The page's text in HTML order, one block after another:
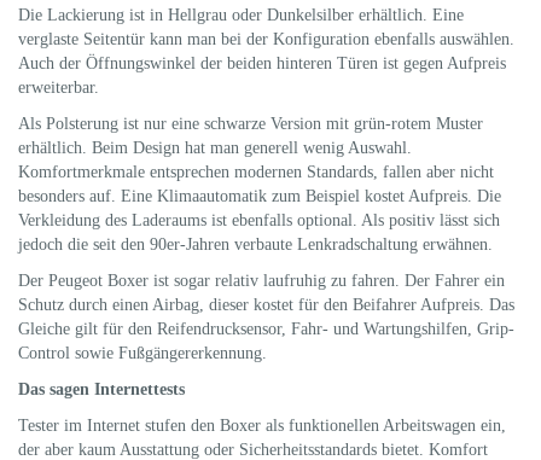
Die Lackierung ist in Hellgrau oder Dunkelsilber erhältlich. Eine
verglaste Seitentür kann man bei der Konfiguration ebenfalls auswählen.
Auch der Öffnungswinkel der beiden hinteren Türen ist gegen Aufpreis
erweiterbar.
Als Polsterung ist nur eine schwarze Version mit grün-rotem Muster
erhältlich. Beim Design hat man generell wenig Auswahl.
Komfortmerkmale entsprechen modernen Standards, fallen aber nicht
besonders auf. Eine Klimaautomatik zum Beispiel kostet Aufpreis. Die
Verkleidung des Laderaums ist ebenfalls optional. Als positiv lässt sich
jedoch die seit den 90er-Jahren verbaute Lenkradschaltung erwähnen.
Der Peugeot Boxer ist sogar relativ laufruhig zu fahren. Der Fahrer ein
Schutz durch einen Airbag, dieser kostet für den Beifahrer Aufpreis. Das
Gleiche gilt für den Reifendrucksensor, Fahr- und Wartungshilfen, Grip-
Control sowie Fußgängererkennung.
Das sagen Internettests
Tester im Internet stufen den Boxer als funktionellen Arbeitswagen ein,
der aber kaum Ausstattung oder Sicherheitsstandards bietet. Komfort